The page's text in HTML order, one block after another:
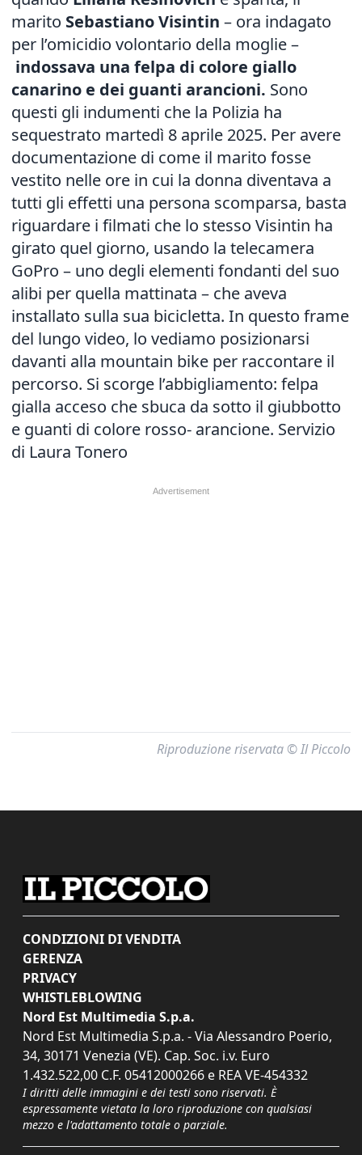
marito Sebastiano Visintin – ora indagato
per l’omicidio volontario della moglie –
indossava una felpa di colore giallo
canarino e dei guanti arancioni. Sono
questi gli indumenti che la Polizia ha
sequestrato martedì 8 aprile 2025. Per avere
documentazione di come il marito fosse
vestito nelle ore in cui la donna diventava a
tutti gli effetti una persona scomparsa, basta
riguardare i filmati che lo stesso Visintin ha
girato quel giorno, usando la telecamera
GoPro – uno degli elementi fondanti del suo
alibi per quella mattinata – che aveva
installato sulla sua bicicletta. In questo frame
del lungo video, lo vediamo posizionarsi
davanti alla mountain bike per raccontare il
percorso. Si scorge l’abbigliamento: felpa
gialla acceso che sbuca da sotto il giubbotto
e guanti di colore rosso- arancione. Servizio
di Laura Tonero
Riproduzione riservata © Il Piccolo
CONDIZIONI DI VENDITA
GERENZA
PRIVACY
WHISTLEBLOWING
Nord Est Multimedia S.p.a.
Nord Est Multimedia S.p.a. - Via Alessandro Poerio,
34, 30171 Venezia (VE). Cap. Soc. i.v. Euro
1.432.522,00 C.F. 05412000266 e REA VE-454332
I diritti delle immagini e dei testi sono riservati. È
espressamente vietata la loro riproduzione con qualsiasi
mezzo e l'adattamento totale o parziale.